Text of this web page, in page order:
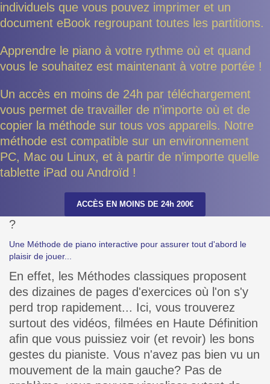
individuels que vous pouvez imprimer et un
document eBook regroupant toutes les partitions.
Apprendre le piano à votre rythme où et quand
vous le souhaitez est maintenant à votre portée !
Un accès en moins de 24h par téléchargement
vous permet de travailler de n’importe où et de
copier la méthode sur tous vos appareils. Notre
méthode est compatible sur un environnement
PC, Mac ou Linux, et à partir de n’importe quelle
tablette iPad ou Androïd !
ACCÈS EN MOINS DE 24h 200€
?
Une Méthode de piano interactive pour assurer tout d'abord le
plaisir de jouer...
En effet, les Méthodes classiques proposent
des dizaines de pages d'exercices où l'on s'y
perd trop rapidement... Ici, vous trouverez
surtout des vidéos, filmées en Haute Définition
afin que vous puissiez voir (et revoir) les bons
gestes du pianiste. Vous n'avez pas bien vu un
mouvement de la main gauche? Pas de